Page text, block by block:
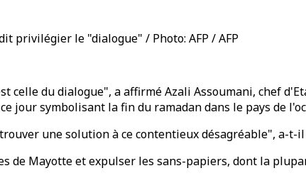
privilégier le "dialogue" / Photo: AFP / AFP
celle du dialogue", a affirmé Azali Assoumani, chef
jour symbolisant la fin du ramadan dans le pays de
une solution à ce contentieux désagréable", a-t-
de Mayotte et expulser les sans-papiers, dont la